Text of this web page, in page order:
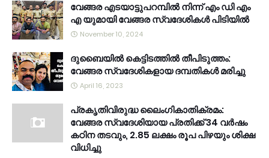
വേങ്ങര എടയാട്ടുപറമ്പിൽ നിന്ന് എം ഡി എം
എ യുമായി വേങ്ങര സ്വദേശികൾ പിടിയിൽ
November 10, 2024
ദുബൈയിൽ കെട്ടിടത്തിൽ തീപിടുത്തം:
വേങ്ങര സ്വദേശികളായ ദമ്പതികൾ മരിച്ചു
April 16, 2023
പ്രകൃതിവിരുദ്ധ ലൈംഗികാതിക്രമം:
വേങ്ങര സ്വദേശിയായ പ്രതിക്ക് 34 വര്‍ഷം
കഠിന തടവും, 2.85 ലക്ഷം രൂപ പിഴയും ശിക്ഷ
വിധിച്ചു